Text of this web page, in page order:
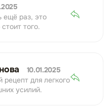
ещё раз, это
того.
10.01.2025
рецепт для легкого
усилий.